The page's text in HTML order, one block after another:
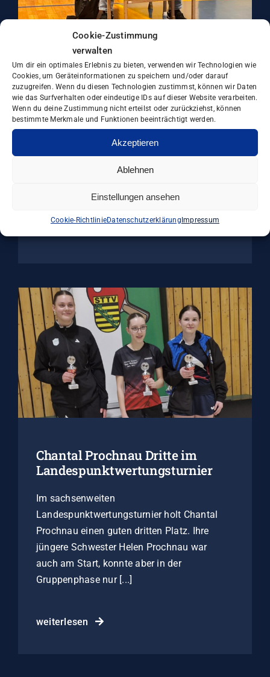
Cookie-Zustimmung
verwalten
Um dir ein optimales Erlebnis zu bieten, verwenden wir Technologien wie
Cookies, um Geräteinformationen zu speichern und/oder darauf
zuzugreifen. Wenn du diesen Technologien zustimmst, können wir Daten
wie das Surfverhalten oder eindeutige IDs auf dieser Website verarbeiten.
Wenn du deine Zustimmung nicht erteilst oder zurückziehst, können
bestimmte Merkmale und Funktionen beeinträchtigt werden.
Akzeptieren
Ablehnen
Einstellungen ansehen
Cookie-RichtlinieDatenschutzerklärung Impressum
Kinderschutz im Sportverein
geht uns alle an!
Gemäß dieser wichtigen Botschaft sind
Olaf Ludwig und Jessica Gückel für den
Sächsischen Tischtennis-Verband die
Ansprechpartner für Kinderschutz und
Chantal Prochnau Dritte im
Landespunktwertungsturnier
Im sachsenweiten
Landespunktwertungsturnier holt Chantal
Prochnau einen guten dritten Platz. Ihre
jüngere Schwester Helen Prochnau war
auch am Start, konnte aber in der
Gruppenphase nur [...]
weiterlesen